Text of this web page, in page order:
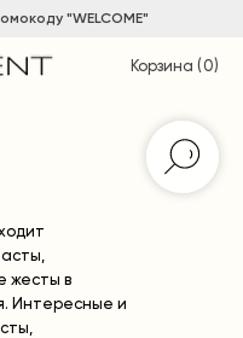
"WELCOME"
Корзина ( 0)
жесты в
Интересные и